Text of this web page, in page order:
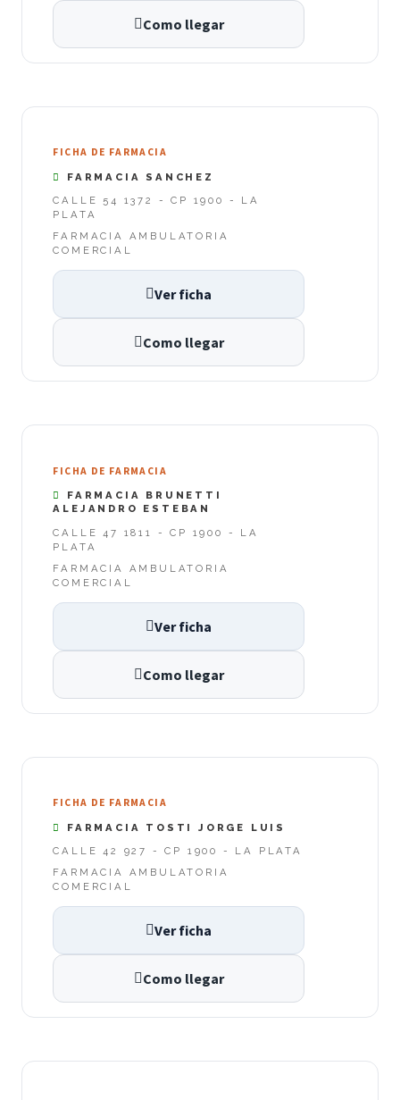
Como llegar
FICHA DE FARMACIA
FARMACIA SANCHEZ
CALLE 54 1372 - CP 1900 - LA
PLATA
FARMACIA AMBULATORIA
COMERCIAL
Ver ficha
Como llegar
FICHA DE FARMACIA
FARMACIA BRUNETTI
ALEJANDRO ESTEBAN
CALLE 47 1811 - CP 1900 - LA
PLATA
FARMACIA AMBULATORIA
COMERCIAL
Ver ficha
Como llegar
FICHA DE FARMACIA
FARMACIA TOSTI JORGE LUIS
CALLE 42 927 - CP 1900 - LA PLATA
FARMACIA AMBULATORIA
COMERCIAL
Ver ficha
Como llegar